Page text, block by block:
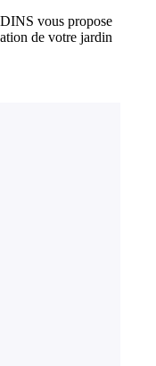
vous propose
de votre jardin